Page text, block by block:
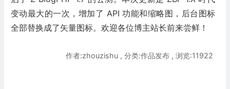
变动最大的一次，增加了 API 功能和缩略图，后台图标
全部替换成了矢量图标。欢迎各位博主站长前来尝鲜！
作者:zhouzishu , 分类:作品发布 , 浏览:11922